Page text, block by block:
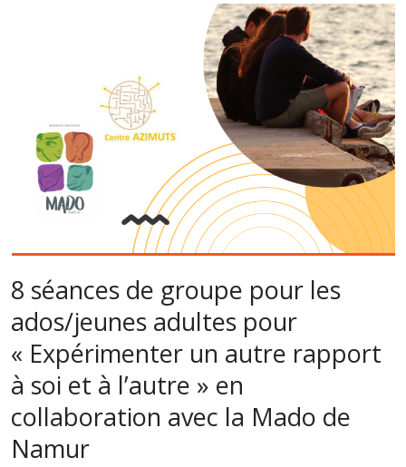
8 séances de groupe pour les
ados/jeunes adultes pour
« Expérimenter un autre rapport
à soi et à l’autre » en
collaboration avec la Mado de
Namur